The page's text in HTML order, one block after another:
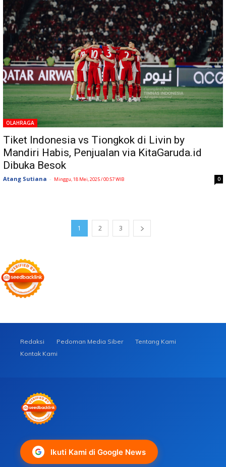
OLAHRAGA
Tiket Indonesia vs Tiongkok di Livin by
Mandiri Habis, Penjualan via KitaGaruda.id
Dibuka Besok
Atang Sutiana - Minggu, 18 Mei, 2025 / 00:57 WIB 0
1 2 3
Redaksi Pedoman Media Siber
Tentang Kami
Kontak Kami
Ikuti Kami di Google News